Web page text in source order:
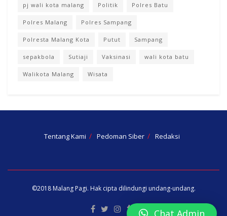
pj wali kota malang Politik Polres Batu
Polres Malang Polres Sampang
Polresta Malang Kota Putut Sampang
sepakbola Sutiaji Vaksinasi wali kota batu
Walikota Malang Wisata
Tentang Kami Pedoman Siber Redaksi
©2018 Malang Pagi. Hak cipta dilindungi undang-undang.
Chat Admin